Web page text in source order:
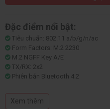
Đặc điểm nổi bật:
Tiêu chuẩn: 802.11 a/b/g/n/ac
Form Factors: M.2 2230
M.2 NGFF Key A/E
TX/RX: 2x2
Phiên bản Bluetooth 4.2
Dual band: 2.4 GHz / 5 GHz
Tốc độ 2.4GHz: 300Mbps
Xem thêm